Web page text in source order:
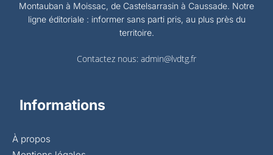
Montauban à Moissac, de Castelsarrasin à Caussade. Notre
ligne éditoriale : informer sans parti pris, au plus près du
territoire.
Contactez nous: admin@lvdtg.fr
Informations
À propos